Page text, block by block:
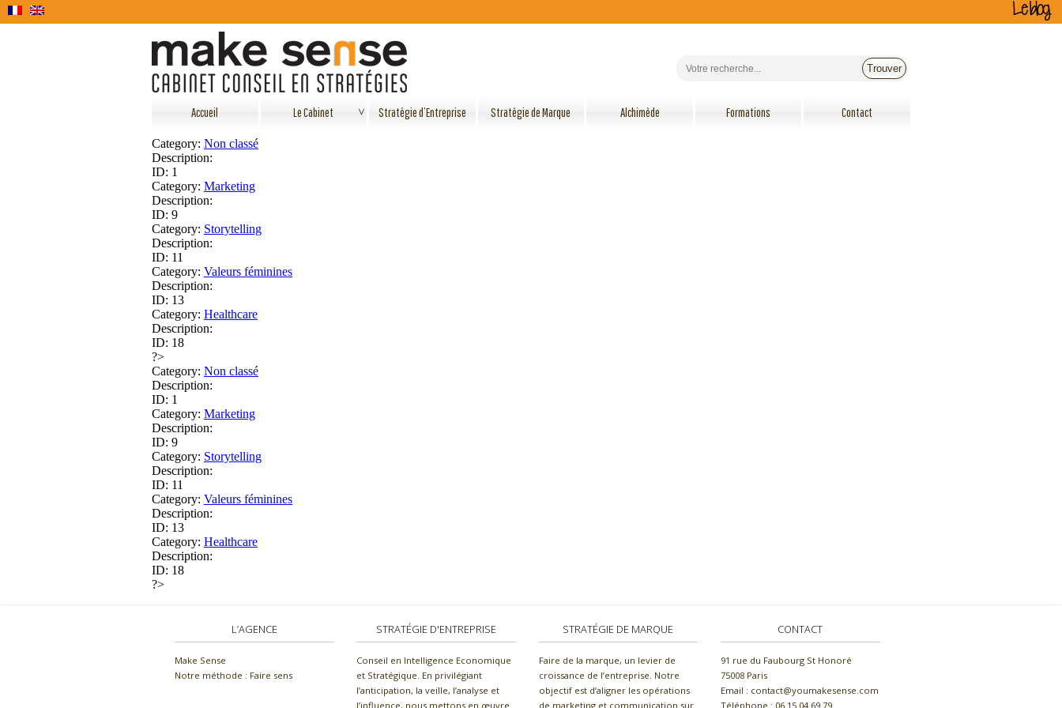
Accueil Le Cabinet Stratégie d’Entreprise Stratégie de Marque Alchimède Formations Contact
Category: Non classé
Description:
ID: 1
Category: Marketing
Description:
ID: 9
Category: Storytelling
Description:
ID: 11
Category: Valeurs féminines
Description:
ID: 13
Category: Healthcare
Description:
ID: 18
?>
Category: Non classé
Description:
ID: 1
Category: Marketing
Description:
ID: 9
Category: Storytelling
Description:
ID: 11
Category: Valeurs féminines
Description:
ID: 13
Category: Healthcare
Description:
ID: 18
?>
L’AGENCE
Make Sense
Notre méthode : Faire sens
STRATÉGIE D'ENTREPRISE
Conseil en Intelligence Economique
et Stratégique. En privilégiant
l’anticipation, la veille, l’analyse et
l’influence, nous mettons en œuvre
STRATÉGIE DE MARQUE
Faire de la marque, un levier de
croissance de l’entreprise. Notre
objectif est d’aligner les opérations
de marketing et communication sur
CONTACT
91 rue du Faubourg St Honoré
75008 Paris
Email : contact@youmakesense.com
Téléphone :‭ 06 15 04 69 79‬